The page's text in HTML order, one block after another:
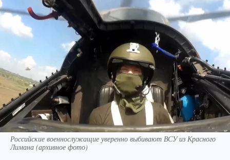
Российские военнослужащие уверенно выбивают ВСУ из Красного
Лимана (архивное фото)